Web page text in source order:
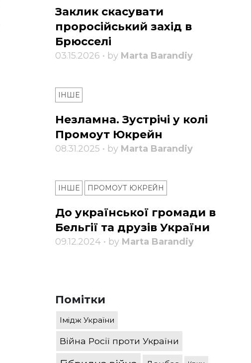
Заклик скасувати
проросійський захід в
Брюсселі
03.15.2026 • by Marta Barandiy
ІНШЕ
Незламна. Зустрічі у колі
Промоут Юкрейн
08.31.2025 • by Marta Barandiy
ІНШЕ ПРОМОУТ ЮКРЕЙН
До української громади в
Бельгії та друзів України
09.12.2024 • by Marta Barandiy
Помітки
Імідж України
Війна Росії проти України